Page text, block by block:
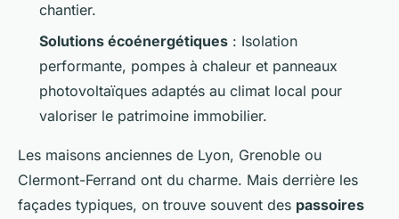
chantier.
Solutions écoénergétiques : Isolation
performante, pompes à chaleur et panneaux
photovoltaïques adaptés au climat local pour
valoriser le patrimoine immobilier.
Les maisons anciennes de Lyon, Grenoble ou
Clermont-Ferrand ont du charme. Mais derrière les
façades typiques, on trouve souvent des passoires